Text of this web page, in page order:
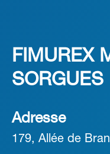
FIMUREX
SORGUES
Adresse
179, Allée de